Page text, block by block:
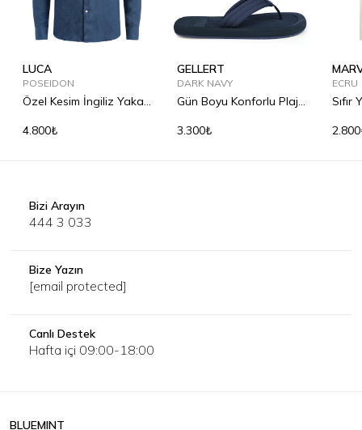
LUCA
POSEIDON
Özel Kesim İngiliz Yaka
4.800₺
GELLERT
DARK NAVY
Gün Boyu Konforlu Plaj
3.300₺
ECRU
Sıfır
Bizi Arayın
444 3 033
Bize Yazın
[email protected]
Canlı Destek
Hafta içi 09:00-18:00
BLUEMINT